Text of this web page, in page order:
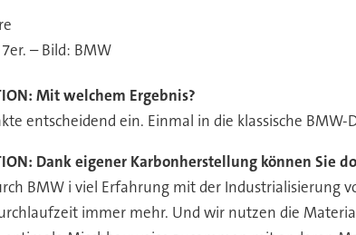
– Bild: BMW
Mit welchem Ergebnis?
entscheidend ein. Einmal in die klassische
Dank eigener Karbonherstellung können Sie
BMW i viel Erfahrung mit der Industrialisierung
immer mehr. Und wir nutzen die